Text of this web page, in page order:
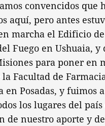
convencidos que
aquí, pero antes
marcha el Edificio
Fuego en Ushuaia, y
para poner en
Facultad de
en Posadas, y fuimos
los lugares del país
de nuestro aporte y